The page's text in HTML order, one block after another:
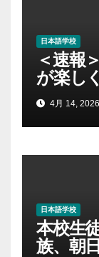
日本語学校
＜速報
が楽し
4月 14, 2026
日本語学校
本校生
族、朝